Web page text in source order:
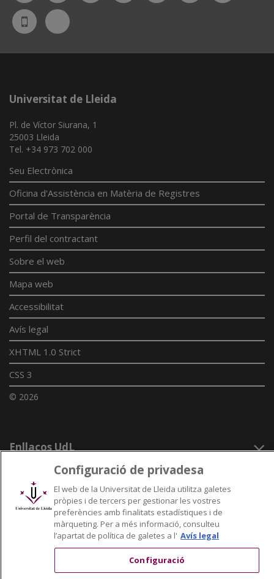
UdL
App
Bluesky
Universitat de Lleida
Pl. de Víctor Siurana, 1
25003 Lleida
Tel. +34 973 702 000
Seu Electrònica
Oficina d'Assistència en Matèria de Registres
Portal de Transparència
Perfil del contractant
Sobre el web
Mapa web
Accessibilitat
Avís legal
XHTML 1.0 Strict
CSS 3
© 2026
Enllaços UdL
Xarxes universitàries
Configuració de privadesa
El web de la Universitat de Lleida utilitza galetes
pròpies i de tercers per gestionar les vostres
preferències amb finalitats estadístiques i de
màrqueting. Per a més informació, consulteu
l’apartat de política de galetes a l' Avís legal
Configuració